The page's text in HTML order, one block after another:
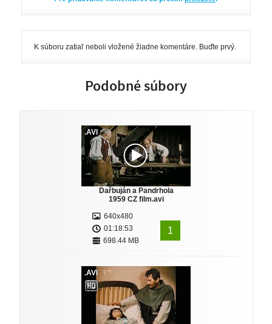
K súboru zatiaľ neboli vložené žiadne komentáre. Buďte prvý.
Podobné súbory
.AVI
Dařbuján a Pandrhola
1959 CZ film.avi
640x480
01:18:53
698.44 MB
1
.AVI